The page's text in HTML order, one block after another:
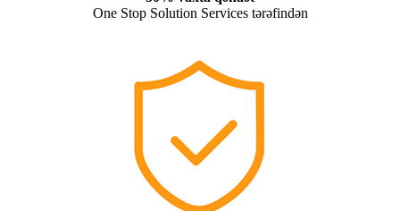
One Stop Solution Services tərəfindən